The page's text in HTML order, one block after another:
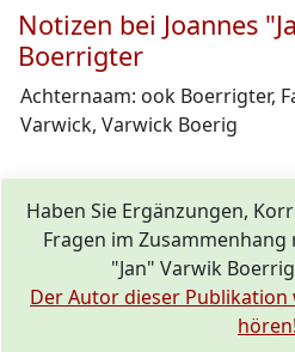
Notizen bei Joannes
Boerrigter
Achternaam: ook Boerrigter,
Varwick, Varwick Boerig
Haben Sie Ergänzungen,
Fragen im Zusammenhang
"Jan" Varwik
Der Autor dieser
hören!